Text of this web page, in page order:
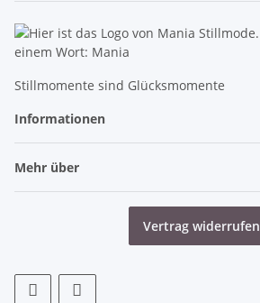
Stillmomente sind Glücksmomente
Informationen
Mehr über
Vertrag widerrufen